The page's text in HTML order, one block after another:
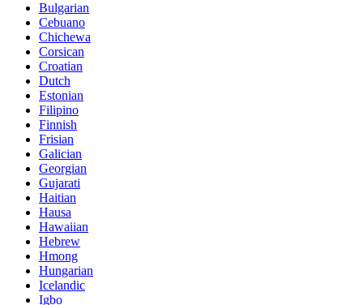
Bulgarian
Cebuano
Chichewa
Corsican
Croatian
Dutch
Estonian
Filipino
Finnish
Frisian
Galician
Georgian
Gujarati
Haitian
Hausa
Hawaiian
Hebrew
Hmong
Hungarian
Icelandic
Igbo